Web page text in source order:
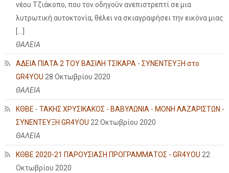
νέου Τζιάκοπο, που τον οδηγούν ανεπιστρεπτί σε μια
λυτρωτική αυτοκτονία, θέλει να σκιαγραφήσει την εικόνα μιας
[…]
ΘΑΛΕΙΑ
ΑΔΕΙΑ ΠΙΑΤΑ 2 ΤΟΥ ΒΑΣΙΛΗ ΤΣΙΚΑΡΑ - ΣΥΝΕΝΤΕΥΞΗ στο
GR4YOU 28 Οκτωβρίου 2020
ΘΑΛΕΙΑ
ΚΘΒΕ - ΤΑΚΗΣ ΧΡΥΣΙΚΑΚΟΣ - ΒΑΒΥΛΩΝΙΑ - ΜΟΝΗ ΛΑΖΑΡΙΣΤΩΝ -
ΣΥΝΕΝΤΕΥΞΗ GR4YOU 22 Οκτωβρίου 2020
ΘΑΛΕΙΑ
ΚΘΒΕ 2020-21 ΠΑΡΟΥΣΙΑΣΗ ΠΡΟΓΡΑΜΜΑΤΟΣ - GR4YOU 22
Οκτωβρίου 2020